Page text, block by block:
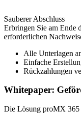
Sauberer Abschluss
Erbringen Sie am Ende
erforderlichen
Alle Unterlagen
Einfache
Rückzahlungen
Whitepaper:
Die Lösung proMX 365